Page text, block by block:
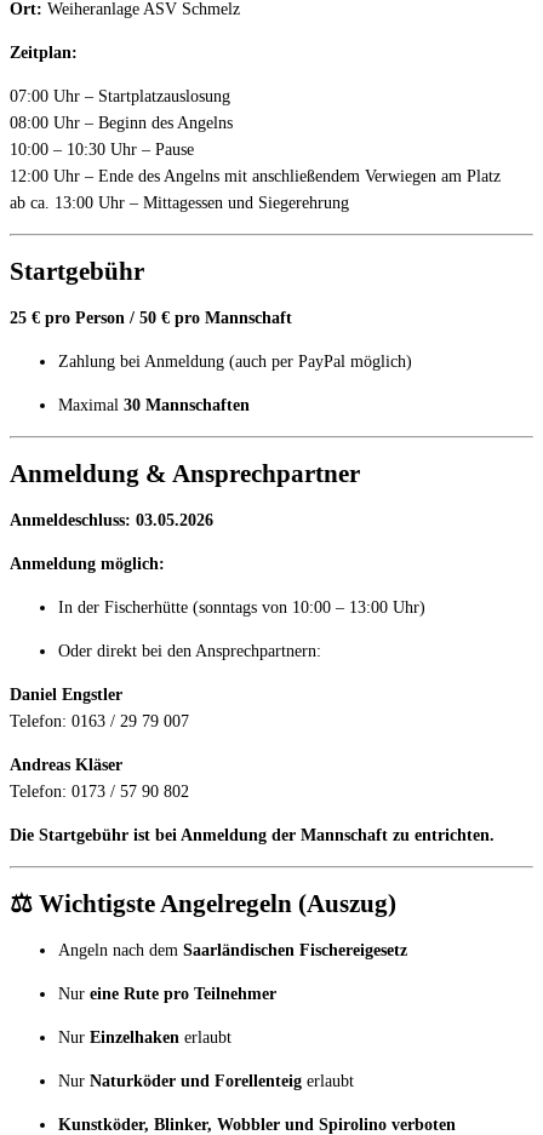
Ort: Weiheranlage ASV Schmelz
Zeitplan:
07:00 Uhr – Startplatzauslosung
08:00 Uhr – Beginn des Angelns
10:00 – 10:30 Uhr – Pause
12:00 Uhr – Ende des Angelns mit anschließendem Verwiegen am Platz
ab ca. 13:00 Uhr – Mittagessen und Siegerehrung
Startgebühr
25 € pro Person / 50 € pro Mannschaft
Zahlung bei Anmeldung (auch per PayPal möglich)
Maximal 30 Mannschaften
Anmeldung & Ansprechpartner
Anmeldeschluss: 03.05.2026
Anmeldung möglich:
In der Fischerhütte (sonntags von 10:00 – 13:00 Uhr)
Oder direkt bei den Ansprechpartnern:
Daniel Engstler
Telefon: 0163 / 29 79 007
Andreas Kläser
Telefon: 0173 / 57 90 802
Die Startgebühr ist bei Anmeldung der Mannschaft zu entrichten.
⚖️ Wichtigste Angelregeln (Auszug)
Angeln nach dem Saarländischen Fischereigesetz
Nur eine Rute pro Teilnehmer
Nur Einzelhaken erlaubt
Nur Naturköder und Forellenteig erlaubt
Kunstköder, Blinker, Wobbler und Spirolino verboten